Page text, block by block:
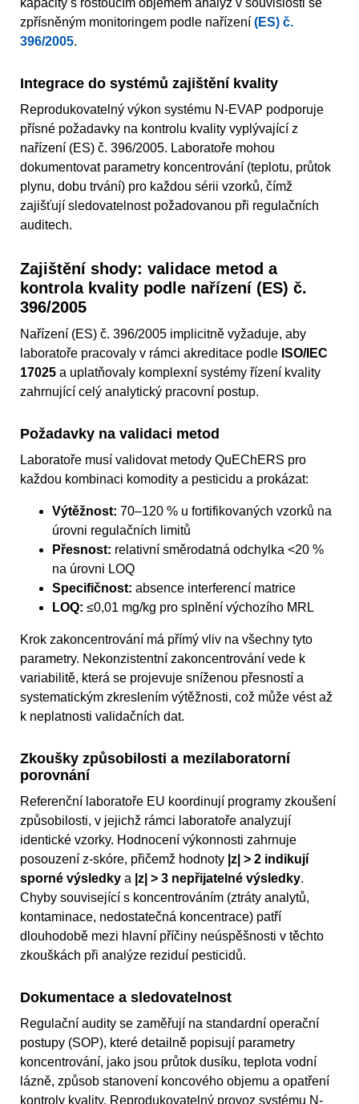
kapacity s rostoucím objemem analýz v souvislosti se
zpřísněným monitoringem podle nařízení (ES) č.
396/2005.
Integrace do systémů zajištění kvality
Reprodukovatelný výkon systému N-EVAP podporuje
přísné požadavky na kontrolu kvality vyplývající z
nařízení (ES) č. 396/2005. Laboratoře mohou
dokumentovat parametry koncentrování (teplotu, průtok
plynu, dobu trvání) pro každou sérii vzorků, čímž
zajišťují sledovatelnost požadovanou při regulačních
auditech.
Zajištění shody: validace metod a
kontrola kvality podle nařízení (ES) č.
396/2005
Nařízení (ES) č. 396/2005 implicitně vyžaduje, aby
laboratoře pracovaly v rámci akreditace podle ISO/IEC
17025 a uplatňovaly komplexní systémy řízení kvality
zahrnující celý analytický pracovní postup.
Požadavky na validaci metod
Laboratoře musí validovat metody QuEChERS pro
každou kombinaci komodity a pesticidu a prokázat:
Výtěžnost: 70–120 % u fortifikovaných vzorků na
úrovni regulačních limitů
Přesnost: relativní směrodatná odchylka <20 %
na úrovni LOQ
Specifičnost: absence interferencí matrice
LOQ: ≤0,01 mg/kg pro splnění výchozího MRL
Krok zakoncentrování má přímý vliv na všechny tyto
parametry. Nekonzistentní zakoncentrování vede k
variabilitě, která se projevuje sníženou přesností a
systematickým zkreslením výtěžnosti, což může vést až
k neplatnosti validačních dat.
Zkoušky způsobilosti a mezilaboratorní
porovnání
Referenční laboratoře EU koordinují programy zkoušení
způsobilosti, v jejichž rámci laboratoře analyzují
identické vzorky. Hodnocení výkonnosti zahrnuje
posouzení z-skóre, přičemž hodnoty |z| > 2 indikují
sporné výsledky a |z| > 3 nepřijatelné výsledky.
Chyby související s koncentrováním (ztráty analytů,
kontaminace, nedostatečná koncentrace) patří
dlouhodobě mezi hlavní příčiny neúspěšnosti v těchto
zkouškách při analýze reziduí pesticidů.
Dokumentace a sledovatelnost
Regulační audity se zaměřují na standardní operační
postupy (SOP), které detailně popisují parametry
koncentrování, jako jsou průtok dusíku, teplota vodní
lázně, způsob stanovení koncového objemu a opatření
kontroly kvality. Reprodukovatelný provoz systému N-